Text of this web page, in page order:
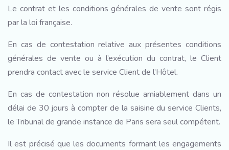
Le contrat et les conditions générales de vente sont régis
par la loi française.
En cas de contestation relative aux présentes conditions
générales de vente ou à l’exécution du contrat, le Client
prendra contact avec le service Client de l’Hôtel.
En cas de contestation non résolue amiablement dans un
délai de 30 jours à compter de la saisine du service Clients,
le Tribunal de grande instance de Paris sera seul compétent.
Il est précisé que les documents formant les engagements